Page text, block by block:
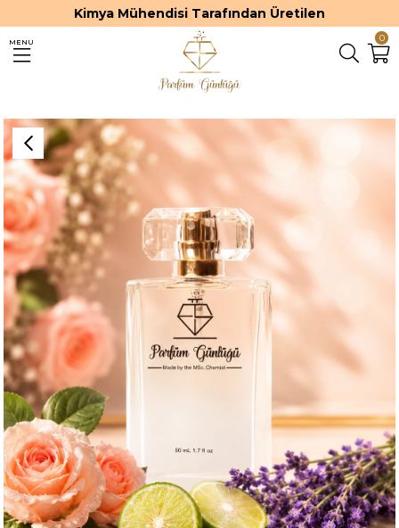
Kimya Mühendisi Tarafından Üretilen
0
MENU